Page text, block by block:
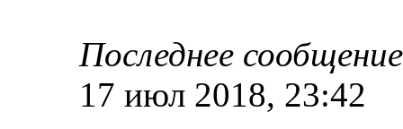
Последнее
17 июл 2018, 23:42